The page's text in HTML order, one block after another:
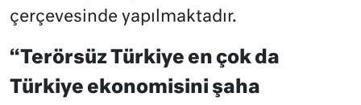
çerçevesinde yapılmaktadır.
“Terörsüz Türkiye en çok da
Türkiye ekonomisini şaha